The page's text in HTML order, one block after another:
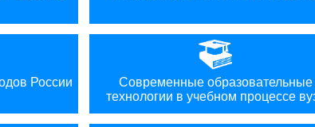
России
Современные образовательные
технологии в учебном процессе